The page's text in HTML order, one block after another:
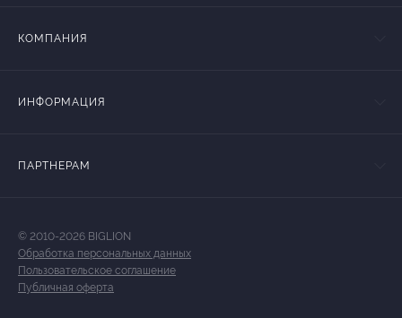
КОМПАНИЯ
ИНФОРМАЦИЯ
ПАРТНЕРАМ
© 2010-2026 BIGLION
Обработка персональных данных
Пользовательское соглашение
Публичная оферта